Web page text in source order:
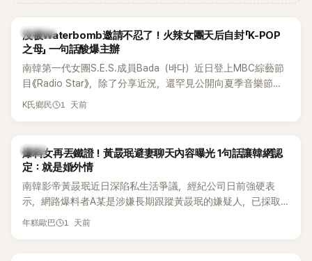
當年情況，李智惠終於鬆口坦言，當時確實被質疑動過隆胸手
術。她回憶：「拍了比基尼照片之後，就開始被說是不是去隆乳
了。」為了澄清誤會，她只好親自站出來說清楚。 李智惠進一步
解釋，當時隆胸手術幾乎只有「腋下切開」一種方式，「所以我就
想，既然一直說我有做，那我乾脆把腋下給大家看，證明我根
召開了一場泳裝記者招待會。當時她穿著比基尼站在一排攝影
機前，面對媒體擺出各種姿勢，畫面至今仍被網友津津樂道。
這段為平息爭議、直接公開腋下畫面自證清白的往事再度被提
起，節目現場立刻充滿驚呼聲與笑聲，也再次讓人見識到她面
對流言時「豁出去」的直率性格。其實她過去也曾在 SBS 節目
《脫掉鞋子恢單4Men》 中，親自公開那張當年引發話題的「腋下
K-POP
沒被Waterbomb邀請不忍了！火辣女團天后自封「K-POP
之母」 一句話酸爆主辦
南韓第一代女團S.E.S.成員Bada（바다）近日登上MBC綜藝節
目《Radio Star》，除了分享近況，還罕見公開向夏季音樂節
Waterbomb喊話，笑稱自己至今從未受邀演出，更幽默表示：
K氏鄉民 1 天前
韓星
爆料女再丟鐵證！黃晸珉避妻聊天內容曝光 1句話讓韓網認
定：就是婚外情
南韓影帝黃晸珉近日深陷私生活爭議，經紀公司日前強硬表
示，網路爆料者A某是涉嫌長期跟蹤黃晸珉的嫌疑人，已採取
法律行動。不過，A某並未因此停止發聲，5日再度透過社群平
年糕歐巴 1 天前